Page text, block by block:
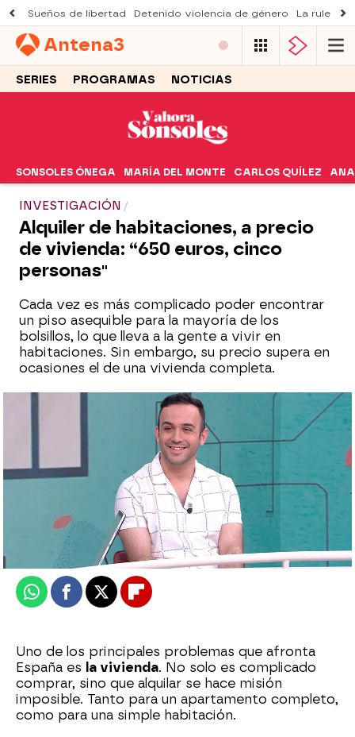
Sueños de libertad Detenido violencia de género La ruleta
Antena3
SERIES PROGRAMAS NOTICIAS
SONSOLES ÓNEGA MARÍA DEL MONTE CARLOS QUÍLEZ ANA
INVESTIGACIÓN
Alquiler de habitaciones, a precio
de vivienda: “650 euros, cinco
personas"
Cada vez es más complicado poder encontrar
un piso asequible para la mayoría de los
bolsillos, lo que lleva a la gente a vivir en
habitaciones. Sin embargo, su precio supera en
ocasiones el de una vivienda completa.
Óscar Martín
Publicado:18 de septiembre de 2025, 17:27
WhatsappFacebook
X Flipboard
Uno de los principales problemas que afronta
España es la vivienda. No solo es complicado
comprar, sino que alquilar se hace misión
imposible. Tanto para un apartamento completo,
como para una simple habitación.